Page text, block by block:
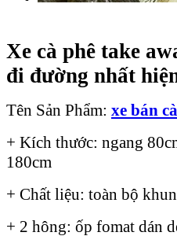
Xe cà phê take
đi đường nhất
Tên Sản Phẩm: xe bán
+ Kích thước: ngang
180cm
+ Chất liệu: toàn bộ
+ 2 hông: ốp fomat dán